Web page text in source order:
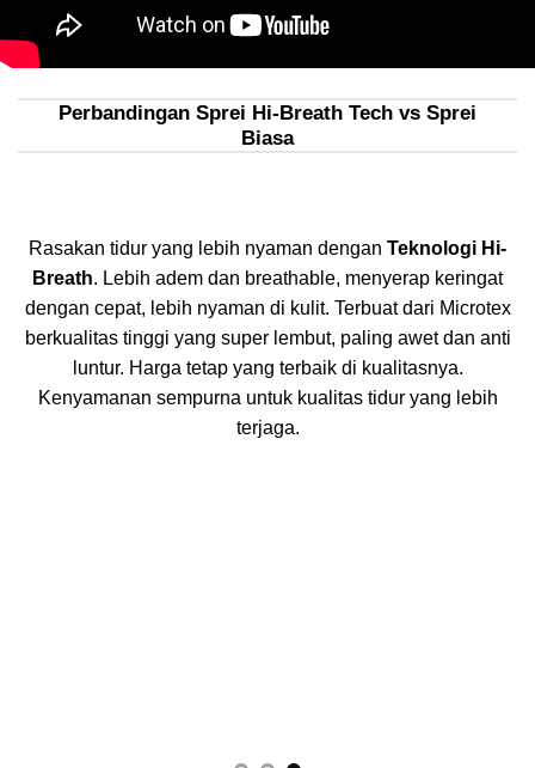
Perbandingan Sprei Hi-Breath Tech vs Sprei
Biasa
Teknologi Hi-
keringat
dari Microtex
awet dan anti
yang lebih